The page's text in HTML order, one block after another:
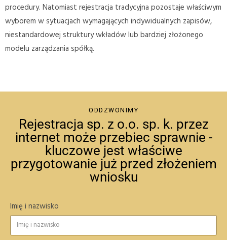
procedury. Natomiast rejestracja tradycyjna pozostaje właściwym
wyborem w sytuacjach wymagających indywidualnych zapisów,
niestandardowej struktury wkładów lub bardziej złożonego
modelu zarządzania spółką.
ODDZWONIMY
Rejestracja sp. z o.o. sp. k. przez
internet może przebiec sprawnie -
kluczowe jest właściwe
przygotowanie już przed złożeniem
wniosku
Imię i nazwisko